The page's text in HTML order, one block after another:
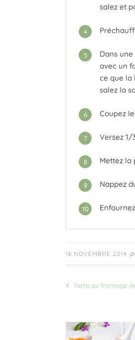
salez et
4
5
Dans
avec un
ce que la
salez la
6 Coupez
7 Versez
8 Mettez la
9 Nappez
10
16 NOVEMBRE 2014
Tarte au fromage